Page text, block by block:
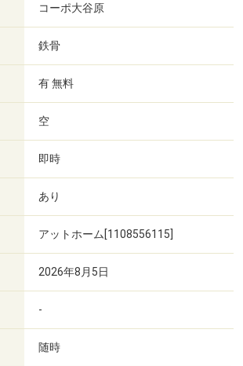
コーポ大谷原
鉄骨
有 無料
空
即時
あり
アットホーム[1108556115]
2026年8月5日
-
随時